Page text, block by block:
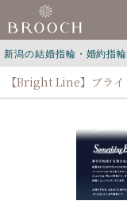
新潟の結婚指輪・婚約指輪
【Bright Line】ブラ